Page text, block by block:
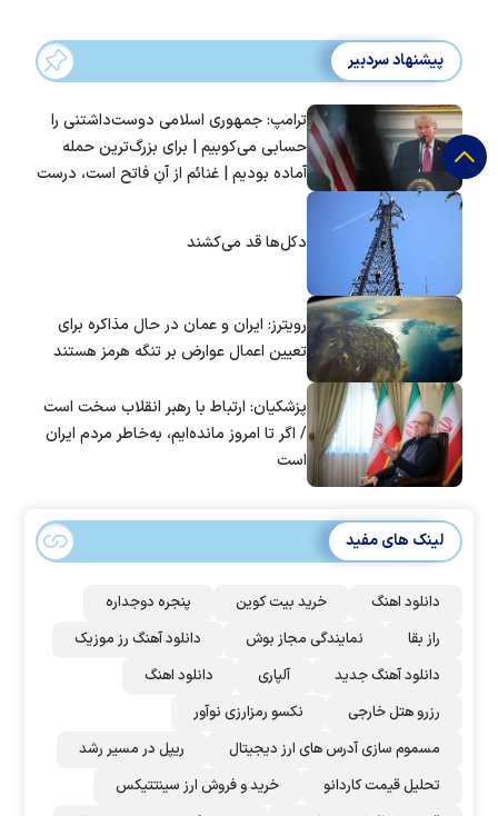
پیشنهاد سردبیر
ترامپ: جمهوری اسلامی دوست‌داشتنی را
حسابی می‌کوبیم | برای بزرگ‌ترین حمله
آماده بودیم | غنائم از آنِ فاتح است، درست
دکل‌ها قد می‌کشند
رویترز: ایران و عمان در حال مذاکره برای
تعیین اعمال عوارض بر تنگه هرمز هستند
پزشکیان: ارتباط با رهبر انقلاب سخت است
/ اگر تا امروز مانده‌ایم، به‌خاطر مردم ایران
است
لینک های مفید
دانلود اهنگ خرید بیت کوین
پنجره دوجداره
راز بقا
نمایندگی مجاز بوش
دانلود آهنگ رز‌ موزیک
دانلود آهنگ جدید
آلپاری
دانلود اهنگ
رزرو هتل خارجی
نکسو رمزارزی نوآور
مسموم سازی آدرس های ارز دیجیتال
ریپل در مسیر رشد
تحلیل قیمت کاردانو
خرید و فروش ارز سینتتیکس